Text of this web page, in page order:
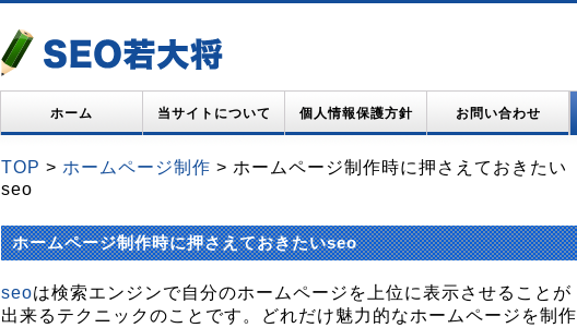
ホーム 当サイトについて 個人情報保護方針 お問い合わせ
TOP > ホームページ制作 > ホームページ制作時に押さえておきたい
seo
ホームページ制作時に押さえておきたいseo
seoは検索エンジンで自分のホームページを上位に表示させることが
出来るテクニックのことです。どれだけ魅力的なホームページを制作